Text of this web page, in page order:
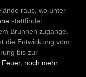
raus, wo unter
stattfindet.
Brunnen zugange,
die Entwicklung vom
bis zur
Feuer, noch mehr